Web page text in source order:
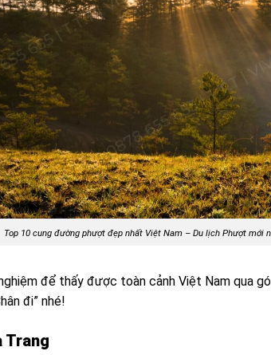
Top 10 cung đường phượt đẹp nhất Việt Nam – Du lịch Phượt mới
để thấy được toàn cảnh Việt Nam qua
đi” nhé!
Trang